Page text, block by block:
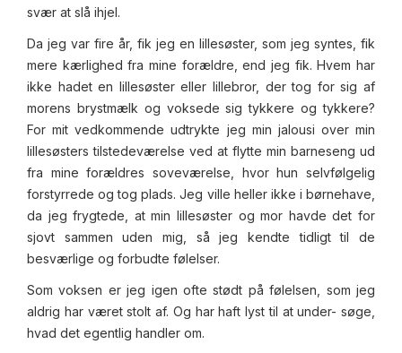
svær at slå ihjel.
Da jeg var fire år, fik jeg en lillesøster, som jeg syntes, fik
mere kærlighed fra mine forældre, end jeg fik. Hvem har
ikke hadet en lillesøster eller lillebror, der tog for sig af
morens brystmælk og voksede sig tykkere og tykkere?
For mit vedkommende udtrykte jeg min jalousi over min
lillesøsters tilstedeværelse ved at flytte min barneseng ud
fra mine forældres soveværelse, hvor hun selvfølgelig
forstyrrede og tog plads. Jeg ville heller ikke i børnehave,
da jeg frygtede, at min lillesøster og mor havde det for
sjovt sammen uden mig, så jeg kendte tidligt til de
besværlige og forbudte følelser.
Som voksen er jeg igen ofte stødt på følelsen, som jeg
aldrig har været stolt af. Og har haft lyst til at under- søge,
hvad det egentlig handler om.